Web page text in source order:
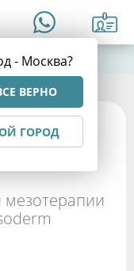
- Москва?
ВЕРНО
ГОРОД